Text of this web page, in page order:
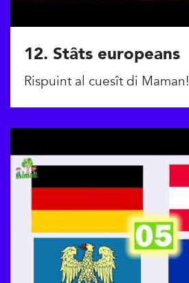
12. Stâts europeans
Rispuint al cuesît di Maman!